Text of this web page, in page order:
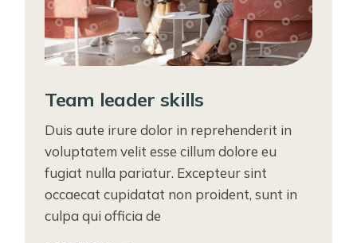
Team leader skills
Duis aute irure dolor in reprehenderit in
voluptatem velit esse cillum dolore eu
fugiat nulla pariatur. Excepteur sint
occaecat cupidatat non proident, sunt in
culpa qui officia de